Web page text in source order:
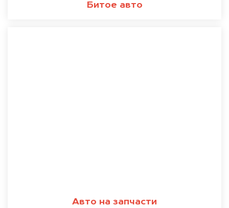
Битое авто
Авто на запчасти